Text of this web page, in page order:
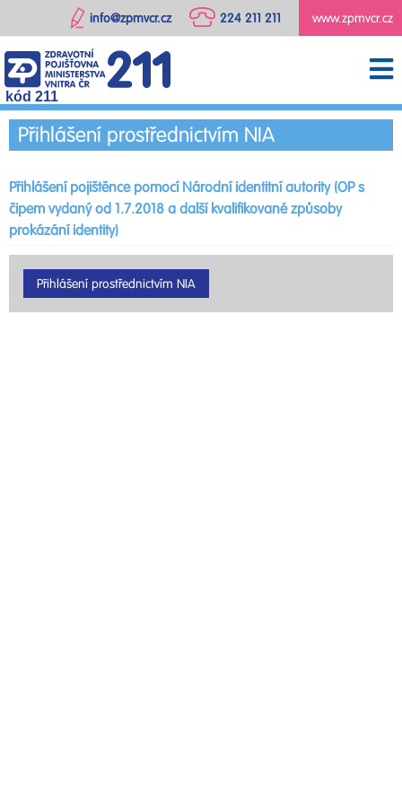
www.zpmvcr.cz
224 211 211
info@zpmvcr.cz
kód 211
Přihlášení prostřednictvím NIA
Přihlášení pojištěnce pomocí Národní identitní autority (OP s
čipem vydaný od 1.7.2018 a další kvalifikované způsoby
prokázání identity)